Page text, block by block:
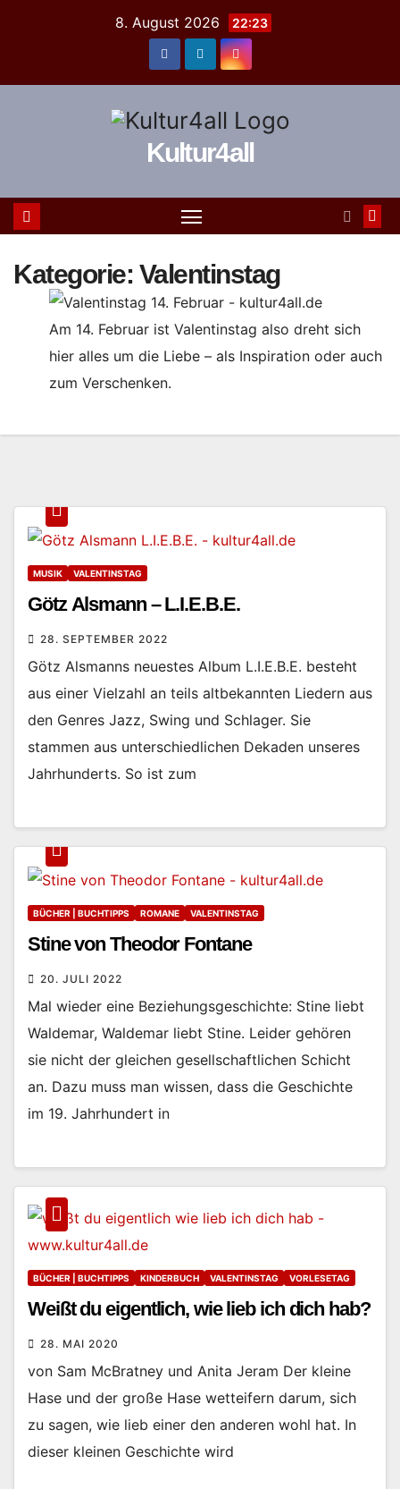
8. August 2026 22:23
Kultur4all
Kategorie: Valentinstag
Am 14. Februar ist Valentinstag also dreht sich
hier alles um die Liebe – als Inspiration oder auch
zum Verschenken.
MUSIK VALENTINSTAG
Götz Alsmann – L.I.E.B.E.
28. SEPTEMBER 2022
Götz Alsmanns neuestes Album L.I.E.B.E. besteht
aus einer Vielzahl an teils altbekannten Liedern aus
den Genres Jazz, Swing und Schlager. Sie
stammen aus unterschiedlichen Dekaden unseres
Jahrhunderts. So ist zum
BÜCHER | BUCHTIPPS ROMANE VALENTINSTAG
Stine von Theodor Fontane
20. JULI 2022
Mal wieder eine Beziehungsgeschichte: Stine liebt
Waldemar, Waldemar liebt Stine. Leider gehören
sie nicht der gleichen gesellschaftlichen Schicht
an. Dazu muss man wissen, dass die Geschichte
im 19. Jahrhundert in
BÜCHER | BUCHTIPPS KINDERBUCH VALENTINSTAG VORLESETAG
Weißt du eigentlich, wie lieb ich dich hab?
28. MAI 2020
von Sam McBratney und Anita Jeram Der kleine
Hase und der große Hase wetteifern darum, sich
zu sagen, wie lieb einer den anderen wohl hat. In
dieser kleinen Geschichte wird